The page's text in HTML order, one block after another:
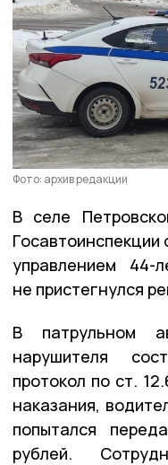
Фото: архив редакции
В селе
управлением 44-
не пристегнулся
В патрульном
нарушителя
протокол по ст.
наказания,
попытался
рублей.